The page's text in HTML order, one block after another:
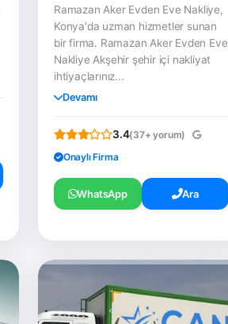
Ramazan Aker Evden Eve Nakliye,
Konya'da uzman hizmetler sunan
bir firma. Ramazan Aker Evden Eve
Nakliye Akşehir şehir içi nakliyat
ihtiyaçlarınız...
Devamı
3.4(37+ yorum)
Onaylı Firma
WhatsApp Ara